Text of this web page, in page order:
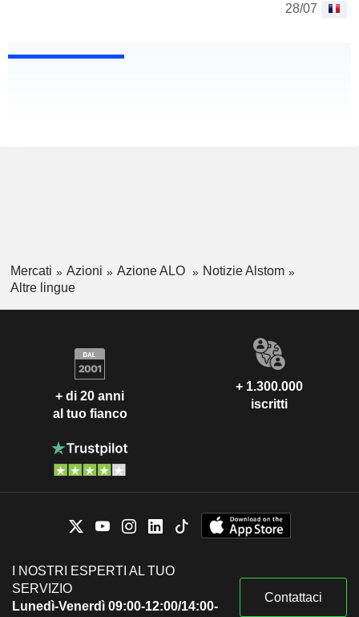
28/07
Mercati Azioni Azione ALO
Notizie Alstom
Altre lingue
+ di 20 anni
al tuo fianco
+ 1.300.000
iscritti
I NOSTRI ESPERTI AL TUO
SERVIZIO
Lunedì-Venerdì 09:00-12:00/14:00-
Contattaci